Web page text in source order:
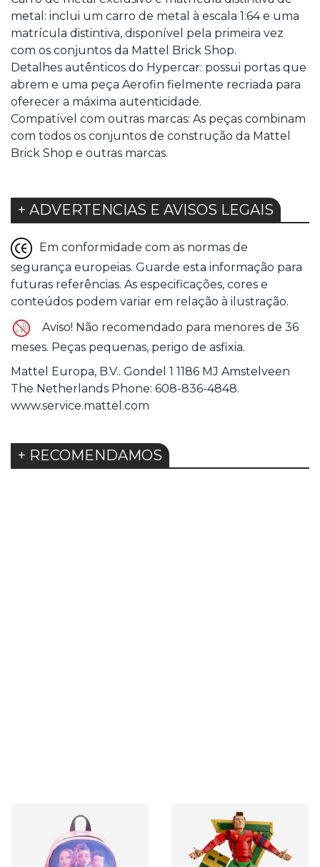
metal: inclui um carro de metal à escala 1:64 e uma
matrícula distintiva, disponível pela primeira vez
com os conjuntos da Mattel Brick Shop.
Detalhes autênticos do Hypercar: possui portas que
abrem e uma peça Aerofin fielmente recriada para
oferecer a máxima autenticidade.
Compatível com outras marcas: As peças combinam
com todos os conjuntos de construção da Mattel
Brick Shop e outras marcas.
+ ADVERTENCIAS E AVISOS LEGAIS
Em conformidade com as normas de
segurança europeias. Guarde esta informação para
futuras referências. As especificações, cores e
conteúdos podem variar em relação à ilustração.
Aviso! Não recomendado para menores de 36
meses. Peças pequenas, perigo de asfixia.
Mattel Europa, B.V.. Gondel 1 1186 MJ Amstelveen
The Netherlands Phone: 608-836-4848.
www.service.mattel.com
+ RECOMENDAMOS